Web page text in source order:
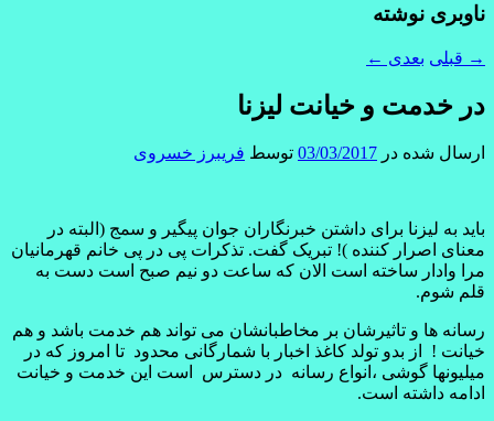
ناوبری نوشته
→ قبلی بعدی ←
در خدمت و خیانت لیزنا
ارسال شده در 03/03/2017 توسط فریبرز خسروی
باید به لیزنا برای داشتن خبرنگاران جوان پیگیر و سمج (البته در
معنای اصرار کننده )! تبریک گفت. تذکرات پی در پی خانم قهرمانیان
مرا وادار ساخته است الان که ساعت دو نیم صبح است دست به
قلم شوم.
رسانه ها و تاثیرشان بر مخاطبانشان می تواند هم خدمت باشد و هم
خیانت ! از بدو تولد کاغذ اخبار با شمارگانی محدود تا امروز که در
میلیونها گوشی ،انواع رسانه در دسترس است این خدمت و خیانت
ادامه داشته است.